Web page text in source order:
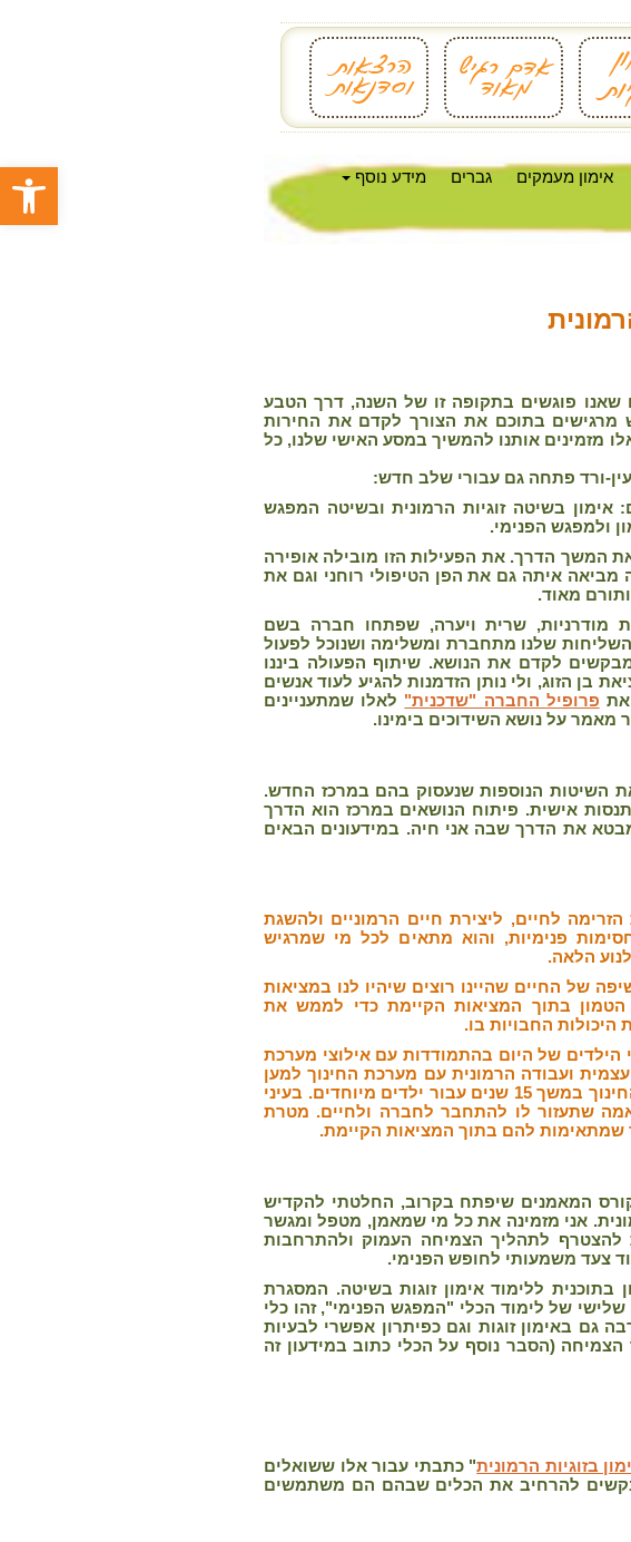
פתח אימון מעמקים גברים מידע נוסף
שאנו פוגשים בתקופה זו של השנה, דרך הטבע
בתוכם את הצורך לקדם את החירות
מזמינים אותנו להמשיך במסע האישי שלנו, כל
ורד פתחה גם עבורי שלב חדש:
בשיטה זוגיות הרמונית ובשיטה המפגש
ולמפגש הפנימי.
המשך הדרך. את הפעילות הזו מובילה אופירה
מביאה איתה גם את הפן הטיפולי רוחני וגם את
מאוד.
מודרניות, שרית ויערה, שפתחו חברה בשם
שלנו מתחברת ומשלימה ושנוכל לפעול
לקדם את הנושא. שיתוף הפעולה ביננו
בן הזוג, ולי נותן הזדמנות להגיע לעוד אנשים
את פרופיל החברה "שדכנית" לאלו שמתעניינים
מאמר על נושא השידוכים בימינו.
השיטות הנוספות שנעסוק בהם במרכז החדש.
אישית. פיתוח הנושאים במרכז הוא הדרך
את הדרך שבה אני חיה. במידעונים הבאים
לחיים, ליצירת חיים הרמוניים ולהשגת
פנימיות, והוא מתאים לכל מי שמרגיש
הלאה.
של החיים שהיינו רוצים שיהיו לנו במציאות
בתוך המציאות הקיימת כדי לממש את
החבויות בו.
הילדים של היום בהתמודדות עם אילוצי מערכת
ועבודה הרמונית עם מערכת החינוך למען
הילדים. השיטה פותחה מתוך עבודה עם מערכת החינוך במשך 15 שנים עבור ילדים מיוחדים. בעיני
שתעזור לו להתחבר לחברה ולחיים. מטרת
שמתאימות להם בתוך המציאות הקיימת.
המאמנים שיפתח בקרוב, החלטתי להקדיש
אני מזמינה את כל מי שמאמן, מטפל ומגשר
להצטרף לתהליך הצמיחה העמוק ולהתרחבות
צעד משמעותי לחופש הפנימי.
בתוכנית ללימוד אימון זוגות בשיטה. המסגרת
של לימוד הכלי "המפגש הפנימי", זהו כלי
באימון זוגות וגם כפיתרון אפשרי לבעיות
(הסבר נוסף על הכלי כתוב במידעון זה
בזוגיות הרמונית"כתבתי עבור אלו ששואלים
להרחיב את הכלים שבהם הם משתמשים